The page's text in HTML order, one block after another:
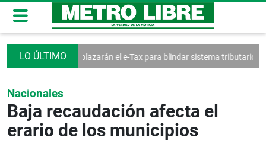
Reemplazarán el e-Tax para blindar sistema tributario
Nacionales
Baja recaudación afecta el
erario de los municipios